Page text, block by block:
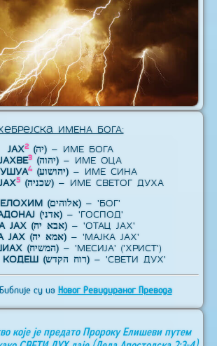
ИМЕНА БОГА:
ЈАХ2 (יה)– ИМЕ БОГА
ЈАХВЕ3 (יהוה)– ИМЕ ОЦА
4 (יהושוע)– ИМЕ СИНА
5 (שכניה)– ИМЕ СВЕТОГ ДУХА
ЕЛОХИМ (אלוהים)– 'БОГ'
АДОНАЈ (אדני)– 'ГОСПОД'
АБА ЈАХ (אבא יה)– 'ОТАЦ ЈАХ'
ИМА ЈАХ (אמא יה)– 'МАЈКА ЈАХ'
ХА МАШИАХ (המשיח)– 'МЕСИЈА' ('ХРИСТ')
РУАХ ХА КОДЕШ (רוח הקדש)– 'СВЕТИ ДУХ'
су из Новог Ревидираног Превода
које је предато Пророку Елишеви путем